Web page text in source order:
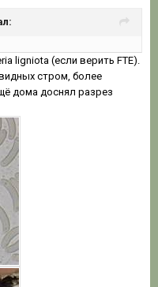
ligniota (если верить FTE).
стром, более
дома доснял разрез